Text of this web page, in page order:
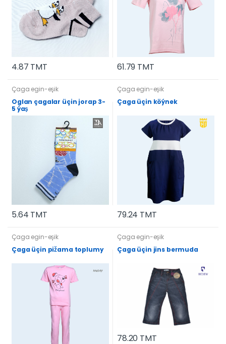
4.87 TMT 61.79 TMT
Çaga egin-eşik
Oglan çagalar üçin jorap 3-
5 ýaş
5.64 TMT
Çaga egin-eşik
Çaga üçin köýnek
79.24 TMT
Çaga egin-eşik
Çaga üçin pižama toplumy
Çaga egin-eşik
Çaga üçin jins bermuda
78.20 TMT